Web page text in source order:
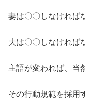
妻は〇〇しなければ
夫は〇〇しなければ
主語が変われば、当
その行動規範を採用